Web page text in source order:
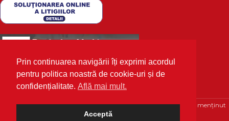
Prin continuarea navigării îți exprimi acordul
pentru politica noastră de cookie-uri și de
confidențialitate. Află mai mult.
Acceptă
Deutscher Markt2020 Toate drepturile rezervate | Optimizat și menținut
cu 💙 deWPhosting.ro